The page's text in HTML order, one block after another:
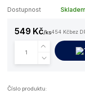
Dostupnost
549 Kč/ks454 Kčbez
Číslo produktu: